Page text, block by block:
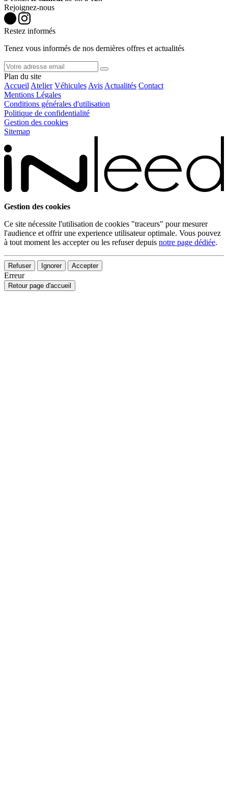
Rejoignez-nous
Restez informés
Tenez vous informés de nos dernières offres et actualités
Plan du site
Accueil Atelier Véhicules Avis Actualités Contact
Mentions Légales
Conditions générales d'utilisation
Politique de confidentialité
Gestion des cookies
Sitemap
Gestion des cookies
Ce site nécessite l'utilisation de cookies "traceurs" pour mesurer
l'audience et offrir une experience utilisateur optimale. Vous pouvez
à tout moment les accepter ou les refuser depuis notre page dédiée.
Refuser Ignorer Accepter
Erreur
Retour page d'accueil